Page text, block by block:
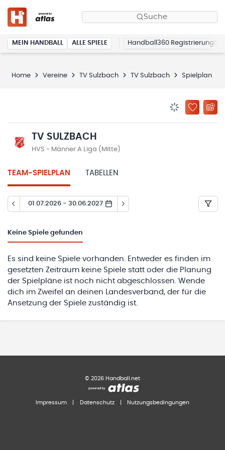
Suche
MEIN HANDBALL ALLE SPIELE Handball360 Registrierung
Home Vereine TV Sulzbach TV Sulzbach Spielplan
ZU
TV SULZBACH
HVS - Männer A Liga (Mitte)
TEAM-SPIELPLAN TABELLEN
01.07.2026 - 30.06.2027
Keine Spiele gefunden
Es sind keine Spiele vorhanden. Entweder es finden im
gesetzten Zeitraum keine Spiele statt oder die Planung
der Spielpläne ist noch nicht abgeschlossen. Wende
dich im Zweifel an deinen Landesverband, der für die
Ansetzung der Spiele zuständig ist.
© 2026 Handball.net
Impressum Datenschutz Nutzungsbedingungen